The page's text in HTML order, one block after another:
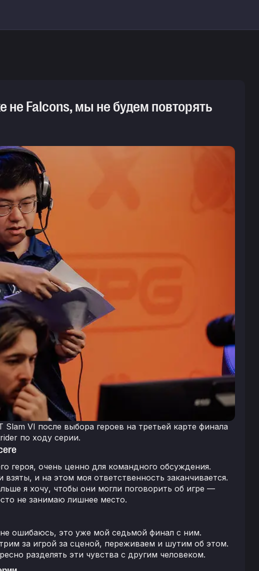
Falcons, мы не будем повторять
VI после выбора героев на третьей карте финала
по ходу серии.
героя, очень ценно для командного обсуждения.
и на этом моя ответственность заканчивается.
я хочу, чтобы они могли поговорить об игре —
не занимаю лишнее место.
ошибаюсь, это уже мой седьмой финал с ним.
за игрой за сценой, переживаем и шутим об этом.
разделять эти чувства с другим человеком.